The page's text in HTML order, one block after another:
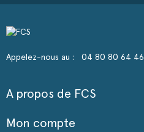
Appelez-nous au : 04 80 80 64 46
A propos de FCS
Mon compte